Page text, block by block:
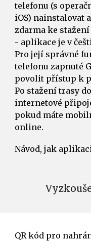
telefonu (s
iOS) nainstalovat
zdarma ke stažení
- aplikace je v
Pro její správné
telefonu zapnuté
povolit přístup k
Po stažení trasy
internetové
pokud máte
online.
Návod, jak
QR kód pro